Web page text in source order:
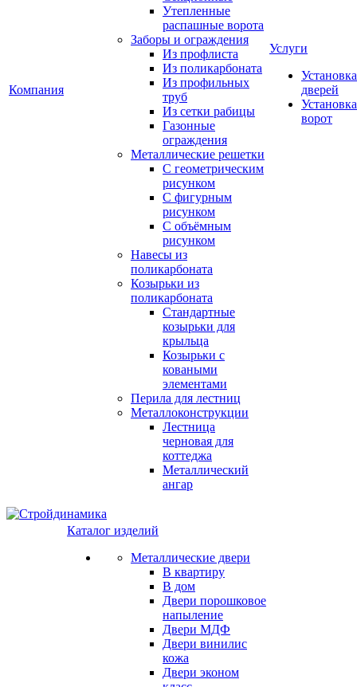
Компания
Утепленные
распашные ворота
Заборы и ограждения
Из профлиста
Из поликарбоната
Из профильных
труб
Из сетки рабицы
Газонные
ограждения
Металлические решетки
С геометрическим
рисунком
С фигурным
рисунком
С объёмным
рисунком
Навесы из
поликарбоната
Козырьки из
поликарбоната
Стандартные
козырьки для
крыльца
Козырьки с
коваными
элементами
Перила для лестниц
Металлоконструкции
Лестница
черновая для
коттеджа
Металлический
ангар
Услуги
Установка
дверей
Установка
ворот
Каталог изделий
Металлические двери
В квартиру
В дом
Двери порошковое
напыление
Двери МДФ
Двери винилиc
кожа
Двери эконом